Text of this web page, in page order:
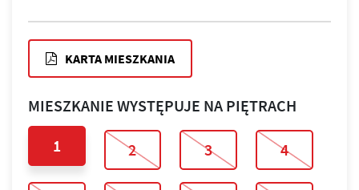
KARTA MIESZKANIA
MIESZKANIE WYSTĘPUJE NA PIĘTRACH
1
2 3 4